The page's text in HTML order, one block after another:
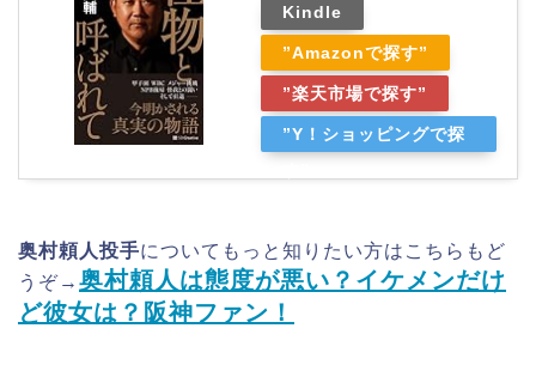
Kindle
”Amazonで探す”
”楽天市場で探す”
”Y！ショッピングで探
奥村頼人投手についてもっと知りたい方はこちらもど
うぞ→ 奥村頼人は態度が悪い？イケメンだけ
ど彼女は？阪神ファン！